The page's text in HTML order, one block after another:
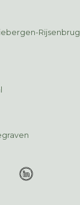
Rijsenbrug